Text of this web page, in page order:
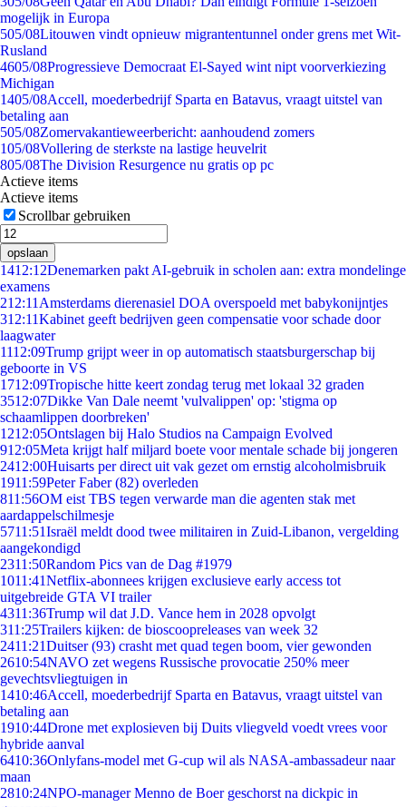
mogelijk in Europa
505/08Litouwen vindt opnieuw migrantentunnel onder grens met Wit-
Rusland
4605/08Progressieve Democraat El-Sayed wint nipt voorverkiezing
Michigan
1405/08Accell, moederbedrijf Sparta en Batavus, vraagt uitstel van
betaling aan
505/08Zomervakantieweerbericht: aanhoudend zomers
105/08Vollering de sterkste na lastige heuvelrit
805/08The Division Resurgence nu gratis op pc
Actieve items
Actieve items
Scrollbar gebruiken
opslaan
1412:12Denemarken pakt AI-gebruik in scholen aan: extra mondelinge
examens
212:11 Amsterdams dierenasiel DOA overspoeld met babykonijntjes
312:11Kabinet geeft bedrijven geen compensatie voor schade door
laagwater
1112:09Trump grijpt weer in op automatisch staatsburgerschap bij
geboorte in VS
1712:09Tropische hitte keert zondag terug met lokaal 32 graden
3512:07Dikke Van Dale neemt 'vulvalippen' op: 'stigma op
schaamlippen doorbreken'
1212:05Ontslagen bij Halo Studios na Campaign Evolved
912:05Meta krijgt half miljard boete voor mentale schade bij jongeren
2412:00Huisarts per direct uit vak gezet om ernstig alcoholmisbruik
1911:59Peter Faber (82) overleden
811:56OM eist TBS tegen verwarde man die agenten stak met
aardappelschilmesje
5711:51Israël meldt dood twee militairen in Zuid-Libanon, vergelding
aangekondigd
2311:50Random Pics van de Dag #1979
1011:41Netflix-abonnees krijgen exclusieve early access tot
uitgebreide GTA VI trailer
4311:36Trump wil dat J.D. Vance hem in 2028 opvolgt
311:25Trailers kijken: de bioscoopreleases van week 32
2411:21Duitser (93) crasht met quad tegen boom, vier gewonden
2610:54NAVO zet wegens Russische provocatie 250% meer
gevechtsvliegtuigen in
1410:46Accell, moederbedrijf Sparta en Batavus, vraagt uitstel van
betaling aan
1910:44Drone met explosieven bij Duits vliegveld voedt vrees voor
hybride aanval
6410:36Onlyfans-model met G-cup wil als NASA-ambassadeur naar
maan
2810:24NPO-manager Menno de Boer geschorst na dickpic in